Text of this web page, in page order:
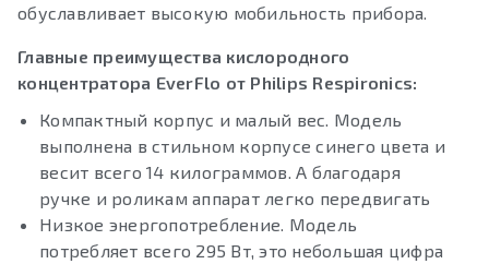
обуславливает высокую мобильность прибора.
Главные преимущества кислородного
концентратора EverFlo от Philips Respironics:
Компактный корпус и малый вес. Модель
выполнена в стильном корпусе синего цвета и
весит всего 14 килограммов. А благодаря
ручке и роликам аппарат легко передвигать
Низкое энергопотребление. Модель
потребляет всего 295 Вт, это небольшая цифра